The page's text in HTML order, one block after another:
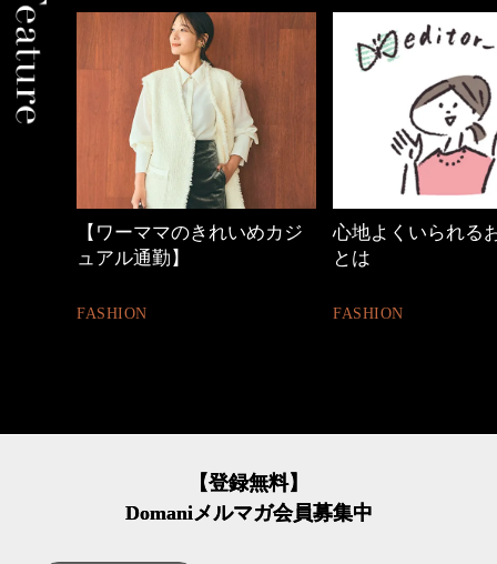
れいめカジ
心地よくいられるおしゃれ
とは
FASHION
40代の小顔
【登録無料】
Domaniメルマガ会員募集中